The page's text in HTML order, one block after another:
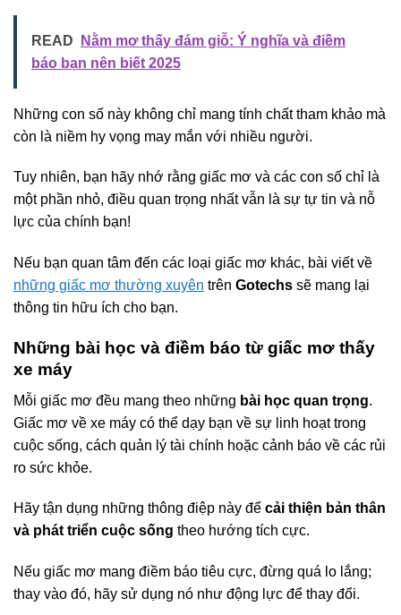
READ
Nằm mơ thấy đám giỗ: Ý nghĩa và điềm
báo bạn nên biết 2025
Những con số này không chỉ mang tính chất tham khảo mà
còn là niềm hy vọng may mắn với nhiều người.
Tuy nhiên, bạn hãy nhớ rằng giấc mơ và các con số chỉ là
một phần nhỏ, điều quan trọng nhất vẫn là sự tự tin và nỗ
lực của chính bạn!
Nếu bạn quan tâm đến các loại giấc mơ khác, bài viết về
những giấc mơ thường xuyên trên Gotechs sẽ mang lại
thông tin hữu ích cho bạn.
Những bài học và điềm báo từ giấc mơ thấy
xe máy
Mỗi giấc mơ đều mang theo những bài học quan trọng.
Giấc mơ về xe máy có thể dạy bạn về sự linh hoạt trong
cuộc sống, cách quản lý tài chính hoặc cảnh báo về các rủi
ro sức khỏe.
Hãy tận dụng những thông điệp này để cải thiện bản thân
và phát triển cuộc sống theo hướng tích cực.
Nếu giấc mơ mang điềm báo tiêu cực, đừng quá lo lắng;
thay vào đó, hãy sử dụng nó như động lực để thay đổi.